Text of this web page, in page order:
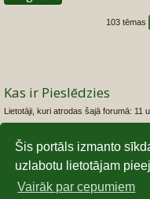
Šis portāls izmanto
uzlabotu lietotājam
Vairāk par cepumiem
103 tēmas
Kas ir Pieslēdzies
Lietotāji, kuri atrodas šajā forumā: 11
Foruma tiesības
nevarat
izveidot jaunas tēmas
Jūsnevaratatbildēt uz tēmām šajā
Jūs nevarat
rediģēt savas ziņas šajā
Jūsnevaratdzēst savas ziņas šaja